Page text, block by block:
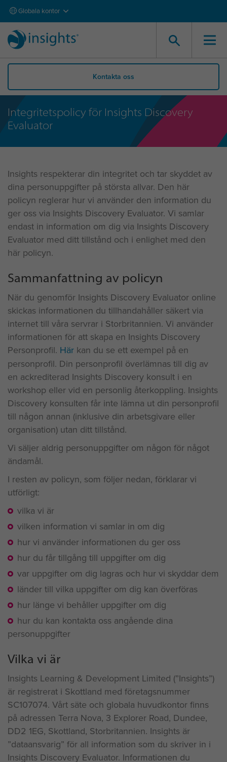
Globala kontor
Kontakta oss
Integritetspolicy för Insights Discovery
Evaluator
Insights respekterar din integritet och tar skyddet av
dina personuppgifter på största allvar. Den här
policyn reglerar hur vi använder den information du
ger oss via Insights Discovery Evaluator. Vi samlar
endast in information om dig via Insights Discovery
Evaluator med ditt tillstånd och i enlighet med den
här policyn.
Sammanfattning av policyn
När du genomför Insights Discovery Evaluator online
skickas informationen du tillhandahåller säkert via
internet till våra servrar i Storbritannien. Vi använder
informationen för att skapa en Insights Discovery
Personprofil. Här kan du se ett exempel på en
personprofil. Din personprofil överlämnas till dig av
en ackrediterad Insights Discovery konsult i en
workshop eller vid en personlig återkoppling. Insights
Discovery konsulten får inte lämna ut din personprofil
till någon annan (inklusive din arbetsgivare eller
organisation) utan ditt tillstånd.
Vi säljer aldrig personuppgifter om någon för något
ändamål.
I resten av policyn, som följer nedan, förklarar vi
utförligt:
vilka vi är
vilken information vi samlar in om dig
hur vi använder informationen du ger oss
hur du får tillgång till uppgifter om dig
var uppgifter om dig lagras och hur vi skyddar dem
länder till vilka uppgifter om dig kan överföras
hur länge vi behåller uppgifter om dig
hur du kan kontakta oss angående dina
personuppgifter
Vilka vi är
Insights Learning & Development Limited (”Insights”)
är registrerat i Skottland med företagsnummer
SC107074. Vårt säte och globala huvudkontor finns
på adressen Terra Nova, 3 Explorer Road, Dundee,
DD2 1EG, Skottland, Storbritannien. Insights är
”dataansvarig” för all information som du skriver in i
Insights Discovery Evaluator. Informationen du